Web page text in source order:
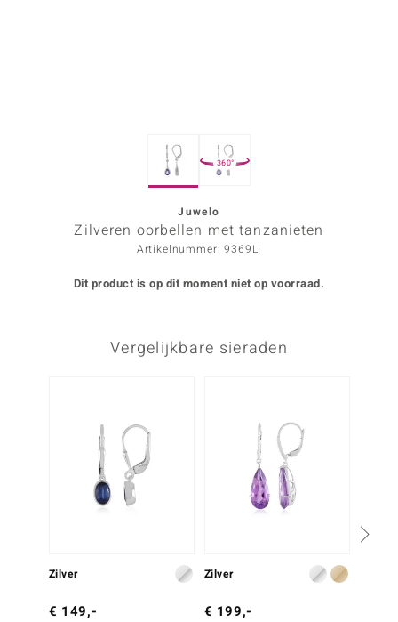
Collection
360°
Juwelo
Zilveren oorbellen met tanzanieten
Artikelnummer: 9369LI
Dit product is op dit moment niet op voorraad.
Vergelijkbare sieraden
Zilver
€ 149,-
Zilver
€ 199,-